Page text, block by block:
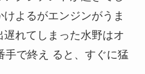
よるがエンジンがうま
遅れてしまった水野はオ
手で終え ると、すぐに猛